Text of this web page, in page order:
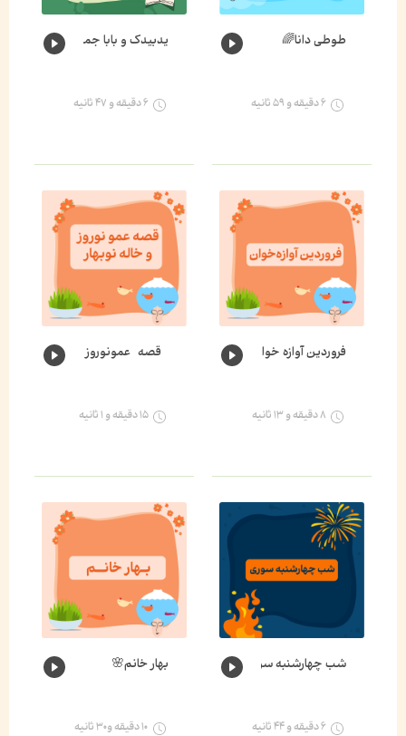
طوطی دانا🌈
۶ دقیقه و ۵۹ ثانیه
یدبیدک و بابا جمعه🐛🌈
۶ دقیقه و ۴۷ ثانیه
فروردین آوازه خوان🌸
۸ دقیقه و ۱۳ ثانیه
قصه عمونوروز و خاله نوبهار🌺
۱۵ دقیقه و ۱ ثانیه
شب چهارشنبه سوری
۶ دقیقه و ۴۴ ثانیه
بهار خانم🌸
۱۰ دقیقه و۳۰ ثانیه